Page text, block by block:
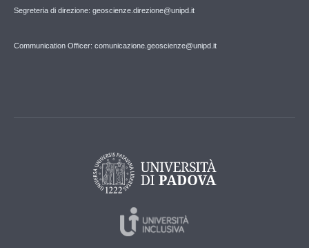
Segreteria di direzione: geoscienze.direzione@unipd.it
Communication Officer: comunicazione.geoscienze@unipd.it